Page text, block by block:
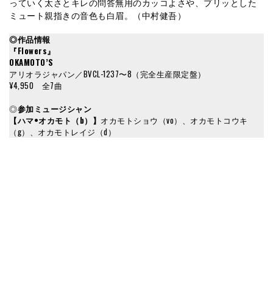
ミュート親指きの音色も白眉。（中村健吾）
◎作品情報
『Flowers』
OKAMOTO’S
アリオラジャパン／BVCL-1237〜8（完全生産限定盤）
¥4,950 全7曲
◎参加ミュージシャン
【ハマ•オカモト（b）】 オカモトショウ（vo）、オカモトコウキ
（g）、オカモトレイジ（d）